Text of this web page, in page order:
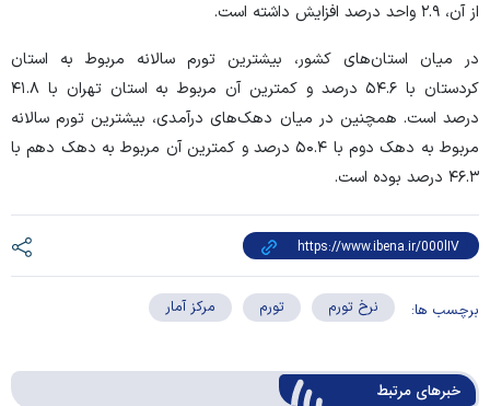
از آن، ۲.۹ واحد درصد افزایش داشته است.
در میان استان‌های کشور، بیشترین تورم سالانه مربوط به استان
کردستان با ۵۴.۶ درصد و کمترین آن مربوط به استان تهران با ۴۱.۸
درصد است. همچنین در میان دهک‌های درآمدی، بیشترین تورم سالانه
مربوط به دهک دوم با ۵۰.۴ درصد و کمترین آن مربوط به دهک دهم با
۴۶.۳ درصد بوده است.
برچسب ها: نرخ تورم تورم مرکز آمار
خبرهای مرتبط